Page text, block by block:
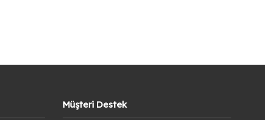
Müşteri Destek